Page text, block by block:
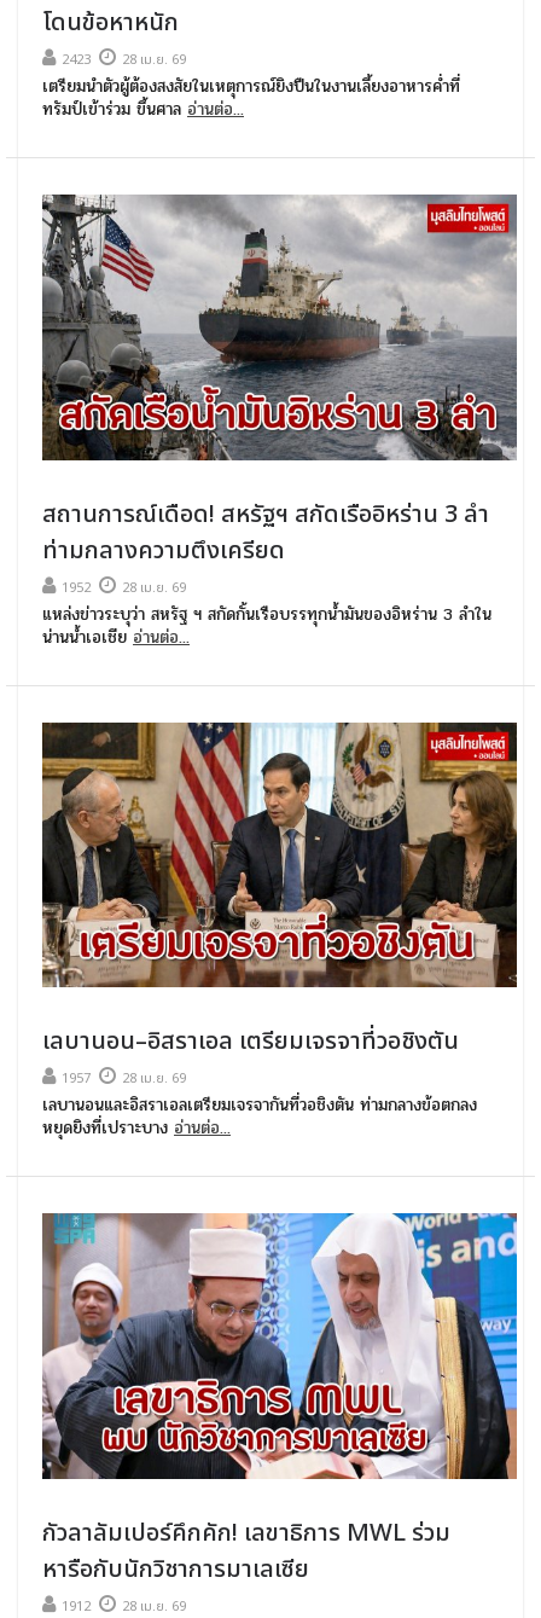
โดนข้อหาหนัก
2423 28 เม.ย. 69
เตรียมนำตัวผู้ต้องสงสัยในเหตุการณ์ยิงปืนในงานเลี้ยงอาหารค่ำที่
ทรัมป์เข้าร่วม ขึ้นศาล อ่านต่อ...
สถานการณ์เดือด! สหรัฐฯ สกัดเรืออิหร่าน 3 ลำ
ท่ามกลางความตึงเครียด
1952 28 เม.ย. 69
แหล่งข่าวระบุว่า สหรัฐ ฯ สกัดกั้นเรือบรรทุกน้ำมันของอิหร่าน 3 ลำใน
น่านน้ำเอเชีย อ่านต่อ...
เลบานอน–อิสราเอล เตรียมเจรจาที่วอชิงตัน
1957 28 เม.ย. 69
เลบานอนและอิสราเอลเตรียมเจรจากันที่วอชิงตัน ท่ามกลางข้อตกลง
หยุดยิงที่เปราะบาง อ่านต่อ...
กัวลาลัมเปอร์คึกคัก! เลขาธิการ MWL ร่วม
หารือกับนักวิชาการมาเลเซีย
1912 28 เม.ย. 69